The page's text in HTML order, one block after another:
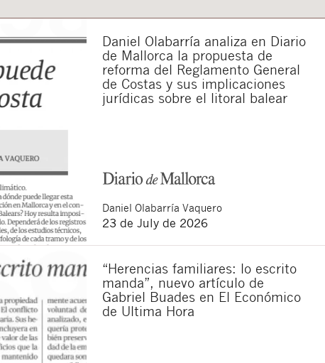
Daniel Olabarría analiza en Diario
de Mallorca la propuesta de
reforma del Reglamento General
de Costas y sus implicaciones
jurídicas sobre el litoral balear
Daniel Olabarría Vaquero
23 de July de 2026
“Herencias familiares: lo escrito
manda”, nuevo artículo de
Gabriel Buades en El Económico
de Ultima Hora